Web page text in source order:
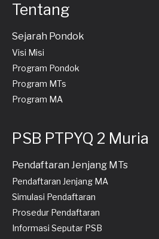
Tentang
Sejarah Pondok
Visi Misi
Program Pondok
Program MTs
Program MA
PSB PTPYQ 2 Muria
Pendaftaran Jenjang MTs
Pendaftaran Jenjang MA
Simulasi Pendaftaran
Prosedur Pendaftaran
Informasi Seputar PSB